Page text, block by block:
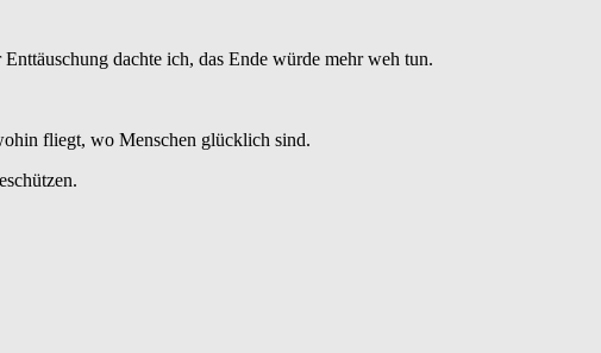
dachte ich, das Ende würde mehr weh tun.
fliegt, wo Menschen glücklich sind.